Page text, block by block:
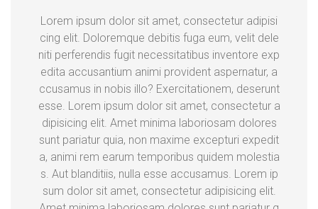
Lorem ipsum dolor sit amet, consectetur adipisi
cing elit. Doloremque debitis fuga eum, velit dele
niti perferendis fugit necessitatibus inventore exp
edita accusantium animi provident aspernatur, a
ccusamus in nobis illo? Exercitationem, deserunt
esse. Lorem ipsum dolor sit amet, consectetur a
dipisicing elit. Amet minima laboriosam dolores
sunt pariatur quia, non maxime excepturi expedit
a, animi rem earum temporibus quidem molestia
s. Aut blanditiis, nulla esse accusamus. Lorem ip
sum dolor sit amet, consectetur adipisicing elit.